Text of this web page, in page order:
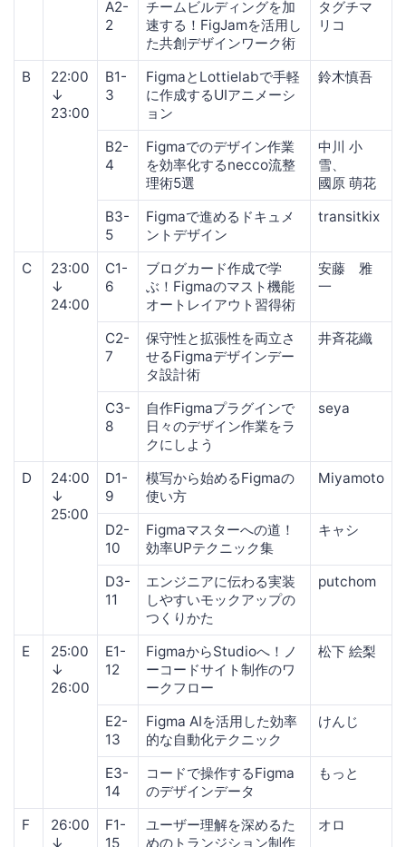
A2-
2
チームビルディングを加
速する！FigJamを活用し
た共創デザインワーク術
タグチマ
リコ
B
22:00
↓
23:00
B1-
3
FigmaとLottielabで手軽
に作成するUIアニメーシ
ョン
鈴木慎吾
B2-
4
Figmaでのデザイン作業
を効率化するnecco流整
理術5選
中川 小
雪、
國原 萌花
B3-
5
Figmaで進めるドキュメ
ントデザイン
transitkix
C
23:00
↓
24:00
C1-
6
ブログカード作成で学
ぶ！Figmaのマスト機能
オートレイアウト習得術
安藤 雅
一
C2-
7
保守性と拡張性を両立さ
せるFigmaデザインデー
タ設計術
井斉花織
C3-
8
自作Figmaプラグインで
日々のデザイン作業をラ
クにしよう
seya
D
24:00
↓
25:00
D1-
9
模写から始めるFigmaの
使い方
Miyamoto
D2-
10
Figmaマスターへの道！
効率UPテクニック集
キャシ
D3-
11
エンジニアに伝わる実装
しやすいモックアップの
つくりかた
putchom
E
25:00
↓
26:00
E1-
12
FigmaからStudioへ！ノ
ーコードサイト制作のワ
ークフロー
松下 絵梨
E2-
13
Figma AIを活用した効率
的な自動化テクニック
けんじ
E3-
14
コードで操作するFigma
のデザインデータ
もっと
F
26:00
↓
F1-
15
ユーザー理解を深めるた
めのトランジション制作
オロ